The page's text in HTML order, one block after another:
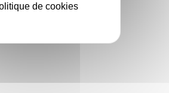
de cookies